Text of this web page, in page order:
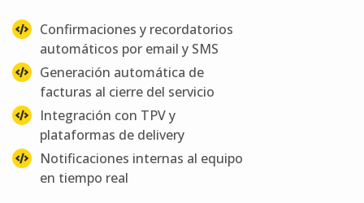
Confirmaciones y recordatorios
automáticos por email y SMS
Generación automática de
facturas al cierre del servicio
Integración con TPV y
plataformas de delivery
Notificaciones internas al equipo
en tiempo real